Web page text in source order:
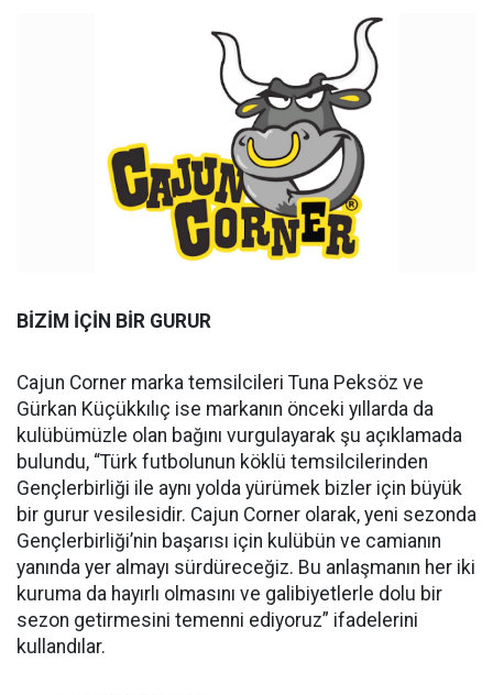
BİZİM İÇİN BİR GURUR
Cajun Corner marka temsilcileri Tuna Peksöz ve
Gürkan Küçükkılıç ise markanın önceki yıllarda da
kulübümüzle olan bağını vurgulayarak şu açıklamada
bulundu, “Türk futbolunun köklü temsilcilerinden
Gençlerbirliği ile aynı yolda yürümek bizler için büyük
bir gurur vesilesidir. Cajun Corner olarak, yeni sezonda
Gençlerbirliği’nin başarısı için kulübün ve camianın
yanında yer almayı sürdüreceğiz. Bu anlaşmanın her iki
kuruma da hayırlı olmasını ve galibiyetlerle dolu bir
sezon getirmesini temenni ediyoruz” ifadelerini
kullandılar.